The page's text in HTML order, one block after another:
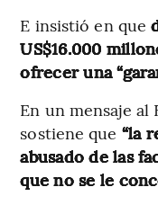
E insistió en que
US$16.000
ofrecer una
En un mensaje al
sostiene que “la
abusado de las
que no se le